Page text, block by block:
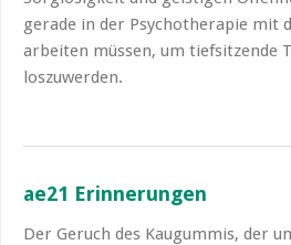
gerade in der Psychotherapie mit
arbeiten müssen, um tiefsitzende
loszuwerden.
ae21 Erinnerungen
Der Geruch des Kaugummis, der